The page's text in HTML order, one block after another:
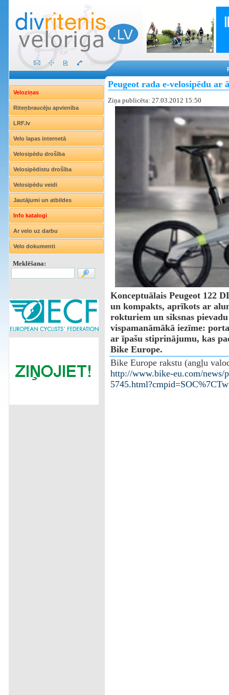
Veloziņas
Riteņbraucēju apvienība
LRF.lv
Velo lapas internetā
Velosipēdu drošība
Velosipēdistu drošība
Velosipēdu veidi
Jautājumi un atbildes
Info katalogi
Ar velo uz darbu
Velo dokumenti
Meklēšana:
Peugeot rada e-velosipēdu ar
Ziņa publicēta: 27.03.2012 15:50
Konceptuālais Peugeot 122
un kompakts, aprīkots ar
rokturiem un siksnas
vispamanāmākā iezīme:
ar īpašu stiprinājumu, kas
Bike Europe.
Bike Europe rakstu (angļu
http://www.bike-eu.com/news/